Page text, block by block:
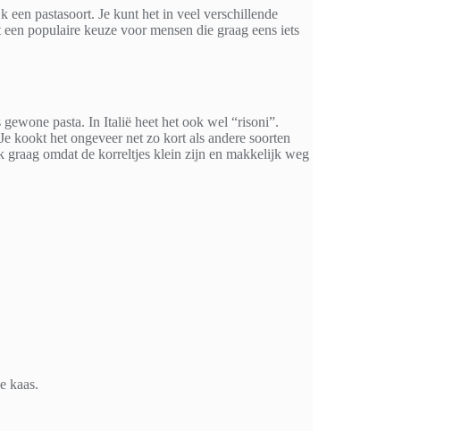
pastasoort. Je kunt het in veel verschillende
populaire keuze voor mensen die graag eens iets
pasta. In Italië heet het ook wel “risoni”.
kookt het ongeveer net zo kort als andere soorten
graag omdat de korreltjes klein zijn en makkelijk weg
kaas.